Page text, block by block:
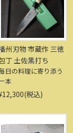
州刃物 市蔵作 三徳
丁 土佐黒打ち
日の料理に寄り添う
本
税込)